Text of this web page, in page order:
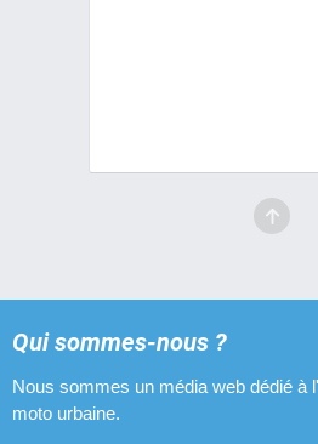
Qui sommes-nous ?
Nous sommes un média web dédié à
moto urbaine.